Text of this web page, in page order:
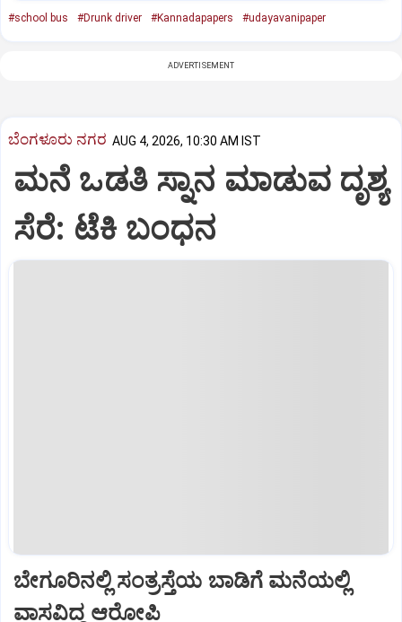
#school bus #Drunk driver #Kannadapapers #udayavanipaper
ADVERTISEMENT
ಬೆಂಗಳೂರು ನಗರ AUG 4, 2026, 10:30 AM IST
ಮನೆ ಒಡತಿ ಸ್ನಾನ ಮಾಡುವ ದೃಶ್ಯ
ಸೆರೆ: ಟೆಕಿ ಬಂಧನ
ಬೇಗೂರಿನಲ್ಲಿ ಸಂತ್ರಸ್ತೆಯ ಬಾಡಿಗೆ ಮನೆಯಲ್ಲಿ
ವಾಸವಿದ್ದ ಆರೋಪಿ